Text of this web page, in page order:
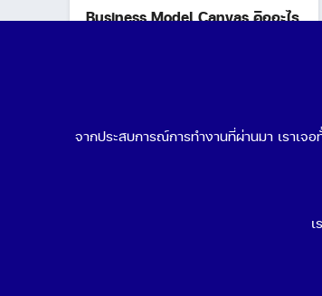
Business Model Canvas คืออะไร
จากประสบการณ์การทำงานที่ผ่านมา เราเจอ